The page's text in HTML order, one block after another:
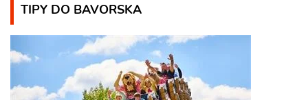
TIPY DO BAVORSKA